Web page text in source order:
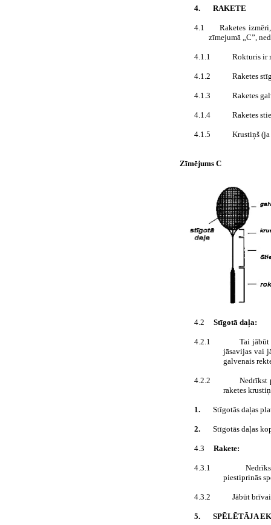
4. RAKETE
4.1
Raketes
zīmejumā „C”,
4.1.1 Rokturis ir
4.1.2 Raketes
4.1.3 Raketes
4.1.4 Raketes
4.1.5 Krustiņš
ZīmējumsC
4.2 Stīgotā daļa:
4.2.1
Tai jābūt
jāsavijas vai
galvenais
4.2.2
Nedrīkst
raketes
1. Stīgotās daļas
2. Stīgotās daļas
4.3 Rakete:
4.3.1
piestiprinās
4.3.2 Jābūt
5. SPĒLĒTĀJA